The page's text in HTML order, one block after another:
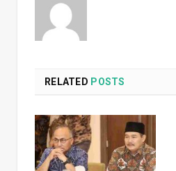
RELATED POSTS